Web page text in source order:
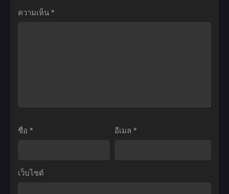
ไซ
Slug
วี่
เปอร์
เดอะ
ความเห็น *
ชื่อ * อีเมล *
เว็บไซต์